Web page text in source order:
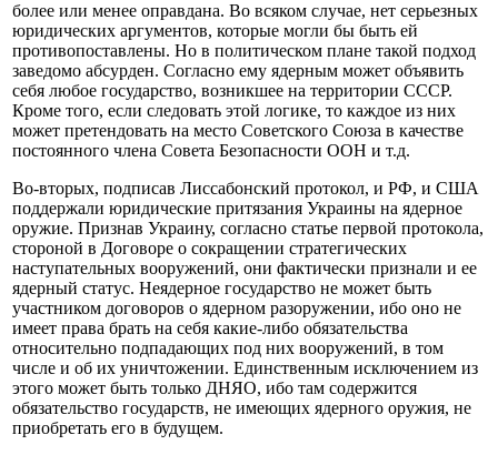
более или менее оправдана. Во всяком случае, нет серьезных
юридических аргументов, которые могли бы быть ей
противопоставлены. Но в политическом плане такой подход
заведомо абсурден. Согласно ему ядерным может объявить
себя любое государство, возникшее на территории СССР.
Кроме того, если следовать этой логике, то каждое из них
может претендовать на место Советского Союза в качестве
постоянного члена Совета Безопасности ООН и т.д.
Во-вторых, подписав Лиссабонский протокол, и РФ, и США
поддержали юридические притязания Украины на ядерное
оружие. Признав Украину, согласно статье первой протокола,
стороной в Договоре о сокращении стратегических
наступательных вооружений, они фактически признали и ее
ядерный статус. Неядерное государство не может быть
участником договоров о ядерном разоружении, ибо оно не
имеет права брать на себя какие-либо обязательства
относительно подпадающих под них вооружений, в том
числе и об их уничтожении. Единственным исключением из
этого может быть только ДНЯО, ибо там содержится
обязательство государств, не имеющих ядерного оружия, не
приобретать его в будущем.